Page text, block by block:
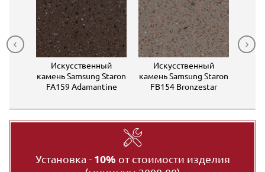
Искусственный
камень Samsung​ Staron
FA159 Adamantine
Искусственный
камень Samsung​ Staron
FB154 Bronzestar
Установка - 10% от стоимости изделия